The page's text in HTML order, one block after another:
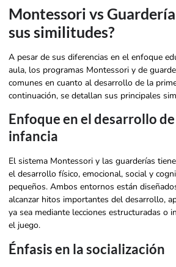
Montessori vs
sus similitudes?
A pesar de sus diferencias en el enfoque
aula, los programas Montessori y de
comunes en cuanto al desarrollo de la
continuación, se detallan sus principales
Enfoque en el desarrollo
infancia
El sistema Montessori y las guarderías
el desarrollo físico, emocional, social y
pequeños. Ambos entornos están
alcanzar hitos importantes del desarrollo,
ya sea mediante lecciones estructuradas o
el juego.
Énfasis en la socialización